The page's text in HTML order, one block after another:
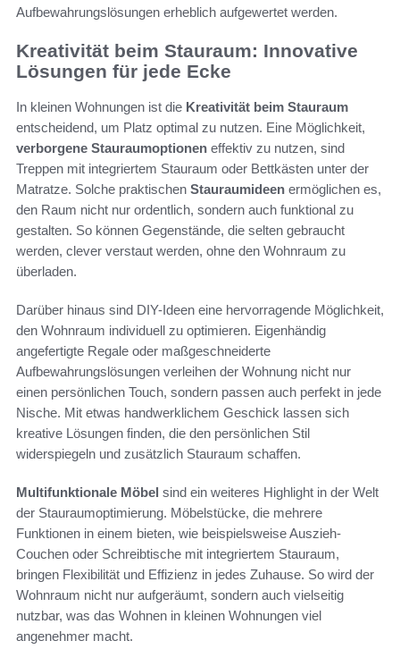
Aufbewahrungslösungen erheblich aufgewertet werden.
Kreativität beim Stauraum: Innovative
Lösungen für jede Ecke
In kleinen Wohnungen ist die Kreativität beim Stauraum
entscheidend, um Platz optimal zu nutzen. Eine Möglichkeit,
verborgene Stauraumoptionen effektiv zu nutzen, sind
Treppen mit integriertem Stauraum oder Bettkästen unter der
Matratze. Solche praktischen Stauraumideen ermöglichen es,
den Raum nicht nur ordentlich, sondern auch funktional zu
gestalten. So können Gegenstände, die selten gebraucht
werden, clever verstaut werden, ohne den Wohnraum zu
überladen.
Darüber hinaus sind DIY-Ideen eine hervorragende Möglichkeit,
den Wohnraum individuell zu optimieren. Eigenhändig
angefertigte Regale oder maßgeschneiderte
Aufbewahrungslösungen verleihen der Wohnung nicht nur
einen persönlichen Touch, sondern passen auch perfekt in jede
Nische. Mit etwas handwerklichem Geschick lassen sich
kreative Lösungen finden, die den persönlichen Stil
widerspiegeln und zusätzlich Stauraum schaffen.
Multifunktionale Möbel sind ein weiteres Highlight in der Welt
der Stauraumoptimierung. Möbelstücke, die mehrere
Funktionen in einem bieten, wie beispielsweise Auszieh-
Couchen oder Schreibtische mit integriertem Stauraum,
bringen Flexibilität und Effizienz in jedes Zuhause. So wird der
Wohnraum nicht nur aufgeräumt, sondern auch vielseitig
nutzbar, was das Wohnen in kleinen Wohnungen viel
angenehmer macht.